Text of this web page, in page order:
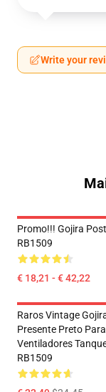
Write your
Promo!!! Gojira
RB1509
€ 18,21 - € 42,22
Raros Vintage
Presente Preto Para
Ventiladores
RB1509